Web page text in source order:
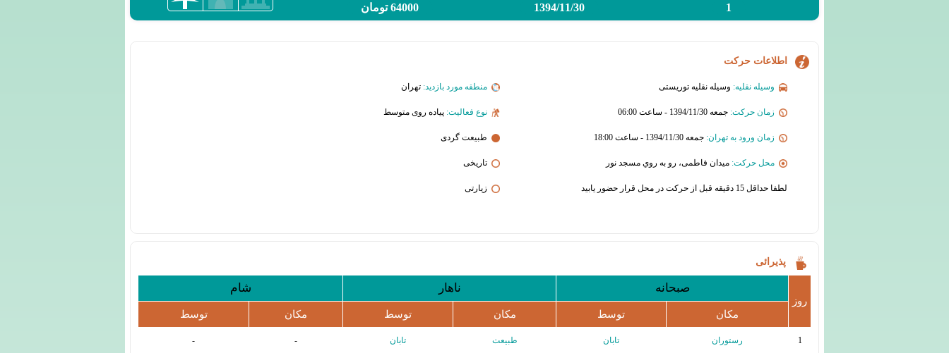
1
1394/11/30 64000 تومان
اطلاعات حرکت
وسیله نقلیه: وسیله نقلیه توریستی
زمان حرکت: جمعه 1394/11/30 - ساعت 06:00
زمان ورود به تهران: جمعه 1394/11/30 - ساعت 18:00
محل حرکت: میدان فاطمی، رو به روي مسجد نور
لطفا حداقل 15 دقیقه قبل از حرکت در محل قرار حضور یابید
منطقه مورد بازدید: تهران
نوع فعالیت: پیاده روی متوسط
طبیعت گردی
تاریخی
زیارتی
پذیرائی
روز
صبحانه ناهار شام
مکان توسط مکان توسط مکان توسط
1 رستوران تابان طبیعت تابان -
-